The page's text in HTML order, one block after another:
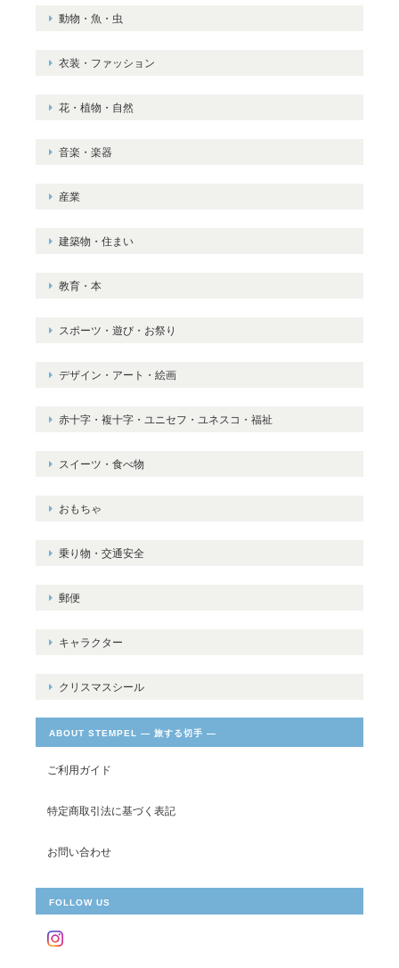
動物・魚・虫
衣装・ファッション
花・植物・自然
音楽・楽器
産業
建築物・住まい
教育・本
スポーツ・遊び・お祭り
デザイン・アート・絵画
赤十字・複十字・ユニセフ・ユネスコ・福祉
スイーツ・食べ物
おもちゃ
乗り物・交通安全
郵便
キャラクター
クリスマスシール
ABOUT STEMPEL ― 旅する切手 ―
ご利用ガイド
特定商取引法に基づく表記
お問い合わせ
FOLLOW US